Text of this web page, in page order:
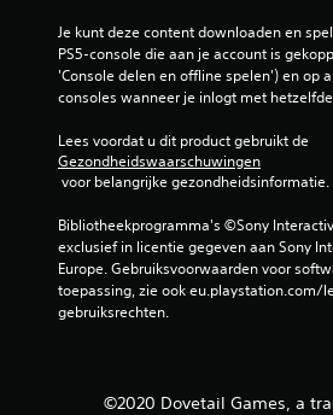
Je kunt deze content downloaden en
PS5-console die aan je account is
'Console delen en offline spelen') en op
consoles wanneer je inlogt met
Lees voordat u dit product gebruikt de
Gezondheidswaarschuwingen
voor belangrijke gezondheidsinformatie.
Bibliotheekprogramma's ©Sony
exclusief in licentie gegeven aan Sony
Europe. Gebruiksvoorwaarden voor
toepassing, zie ook eu.playstation.com/
gebruiksrechten.
©2020 Dovetail Games, a